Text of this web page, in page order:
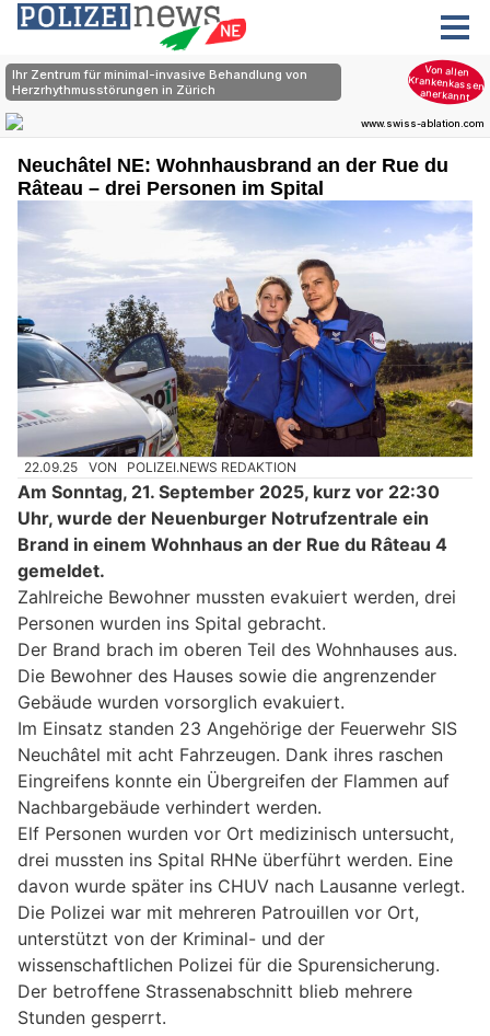
Neuchâtel NE: Wohnhausbrand an der Rue du
Râteau – drei Personen im Spital
22.09.25 VON POLIZEI.NEWS REDAKTION
Am Sonntag, 21. September 2025, kurz vor 22:30
Uhr, wurde der Neuenburger Notrufzentrale ein
Brand in einem Wohnhaus an der Rue du Râteau 4
gemeldet.
Zahlreiche Bewohner mussten evakuiert werden, drei
Personen wurden ins Spital gebracht.
Der Brand brach im oberen Teil des Wohnhauses aus.
Die Bewohner des Hauses sowie die angrenzender
Gebäude wurden vorsorglich evakuiert.
Im Einsatz standen 23 Angehörige der Feuerwehr SIS
Neuchâtel mit acht Fahrzeugen. Dank ihres raschen
Eingreifens konnte ein Übergreifen der Flammen auf
Nachbargebäude verhindert werden.
Elf Personen wurden vor Ort medizinisch untersucht,
drei mussten ins Spital RHNe überführt werden. Eine
davon wurde später ins CHUV nach Lausanne verlegt.
Die Polizei war mit mehreren Patrouillen vor Ort,
unterstützt von der Kriminal- und der
wissenschaftlichen Polizei für die Spurensicherung.
Der betroffene Strassenabschnitt blieb mehrere
Stunden gesperrt.